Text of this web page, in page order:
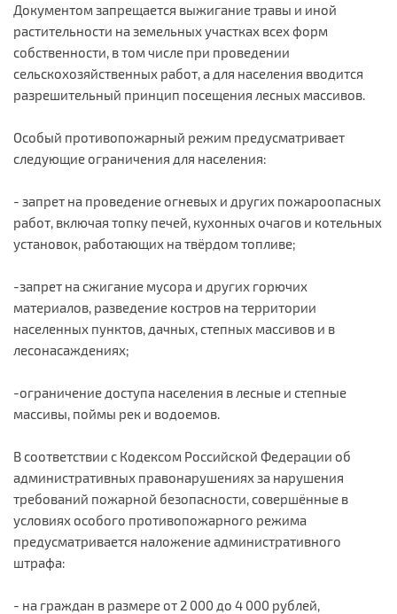
Документом запрещается выжигание травы и иной
растительности на земельных участках всех форм
собственности, в том числе при проведении
сельскохозяйственных работ, а для населения вводится
разрешительный принцип посещения лесных массивов.
Особый противопожарный режим предусматривает
следующие ограничения для населения:
- запрет на проведение огневых и других пожароопасных
работ, включая топку печей, кухонных очагов и котельных
установок, работающих на твёрдом топливе;
-запрет на сжигание мусора и других горючих
материалов, разведение костров на территории
населенных пунктов, дачных, степных массивов и в
лесонасаждениях;
-ограничение доступа населения в лесные и степные
массивы, поймы рек и водоемов.
В соответствии с Кодексом Российской Федерации об
административных правонарушениях за нарушения
требований пожарной безопасности, совершённые в
условиях особого противопожарного режима
предусматривается наложение административного
штрафа:
- на граждан в размере от 2 000 до 4 000 рублей,